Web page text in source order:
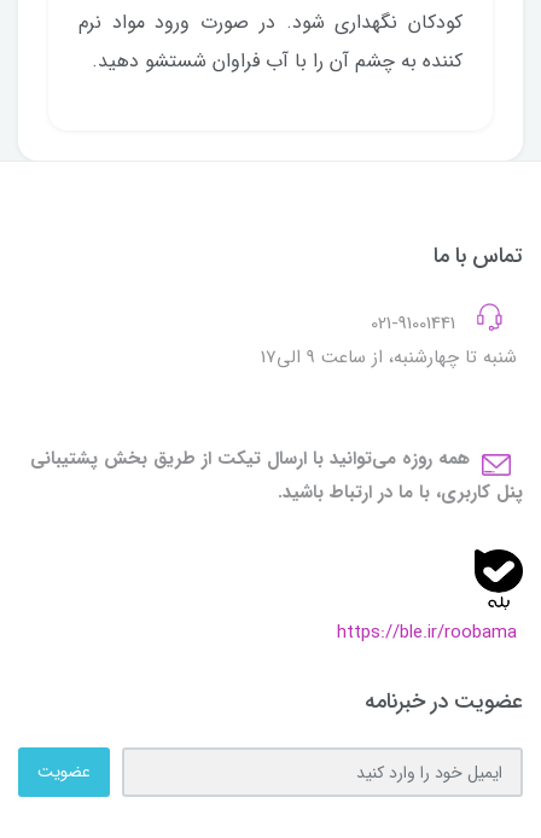
کودکان نگهداری شود. در صورت ورود مواد نرم
کننده به چشم آن را با آب فراوان شستشو دهید.
تماس با ما
شنبه تا چهارشنبه، از ساعت 9 الی17
همه روزه می‌توانید با ارسال تیکت از طریق بخش پشتیبانی
پنل کاربری، با ما در ارتباط باشید.
https://ble.ir/roobama
عضویت در خبرنامه
عضویت